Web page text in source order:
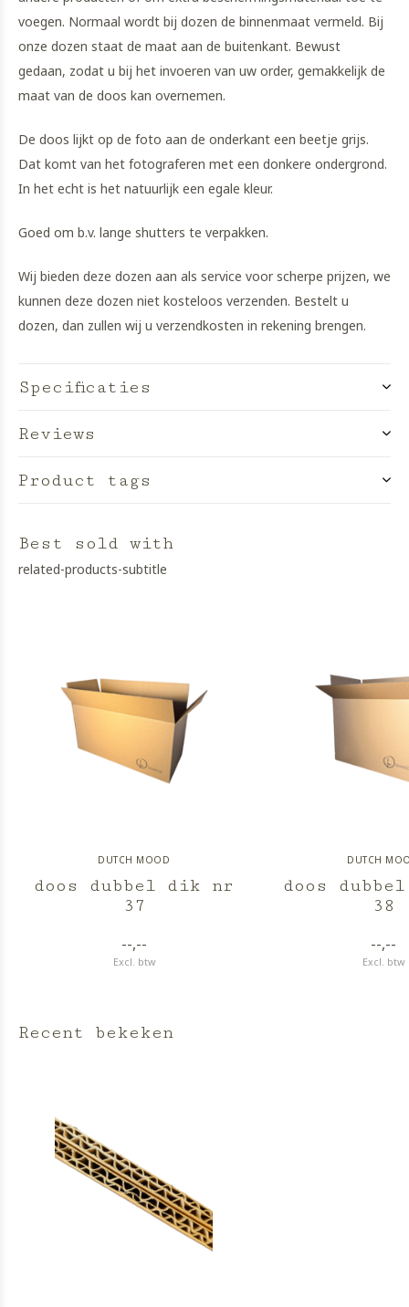
voegen. Normaal wordt bij dozen de binnenmaat vermeld. Bij
onze dozen staat de maat aan de buitenkant. Bewust
gedaan, zodat u bij het invoeren van uw order, gemakkelijk de
maat van de doos kan overnemen.
De doos lijkt op de foto aan de onderkant een beetje grijs.
Dat komt van het fotograferen met een donkere ondergrond.
In het echt is het natuurlijk een egale kleur.
Goed om b.v. lange shutters te verpakken.
Wij bieden deze dozen aan als service voor scherpe prijzen, we
kunnen deze dozen niet kosteloos verzenden. Bestelt u
dozen, dan zullen wij u verzendkosten in rekening brengen.
Specificaties
Reviews
Product tags
Best sold with
related-products-subtitle
DUTCH MOOD
doos dubbel dik nr
37
--,--
Excl. btw
DUTCH
doos
38
--,--
Excl. btw
Recent bekeken